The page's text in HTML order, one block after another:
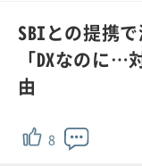
SBIとの提携
「DXなのに…
由
8